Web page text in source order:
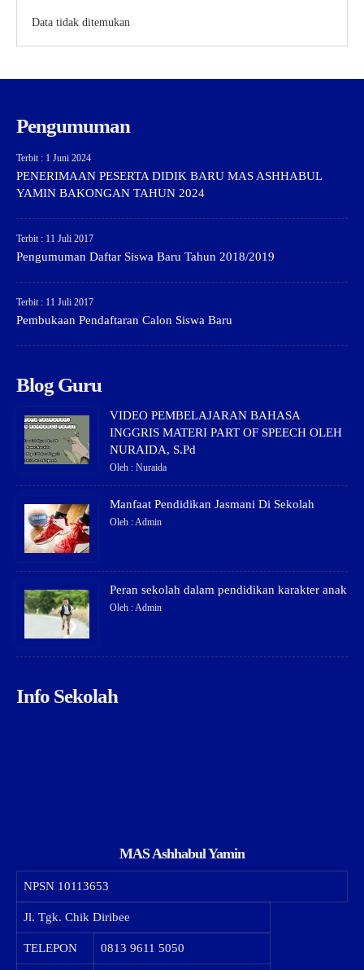
Data tidak ditemukan
Pengumuman
Terbit : 1 Juni 2024
PENERIMAAN PESERTA DIDIK BARU MAS ASHHABUL
YAMIN BAKONGAN TAHUN 2024
Terbit : 11 Juli 2017
Pengumuman Daftar Siswa Baru Tahun 2018/2019
Terbit : 11 Juli 2017
Pembukaan Pendaftaran Calon Siswa Baru
Blog Guru
VIDEO PEMBELAJARAN BAHASA
INGGRIS MATERI PART OF SPEECH OLEH
NURAIDA, S.Pd
Oleh : Nuraida
Manfaat Pendidikan Jasmani Di Sekolah
Oleh : Admin
Peran sekolah dalam pendidikan karakter anak
Oleh : Admin
Info Sekolah
MAS Ashhabul Yamin
NPSN 10113653
Jl. Tgk. Chik Diribee
TELEPON 0813 9611 5050